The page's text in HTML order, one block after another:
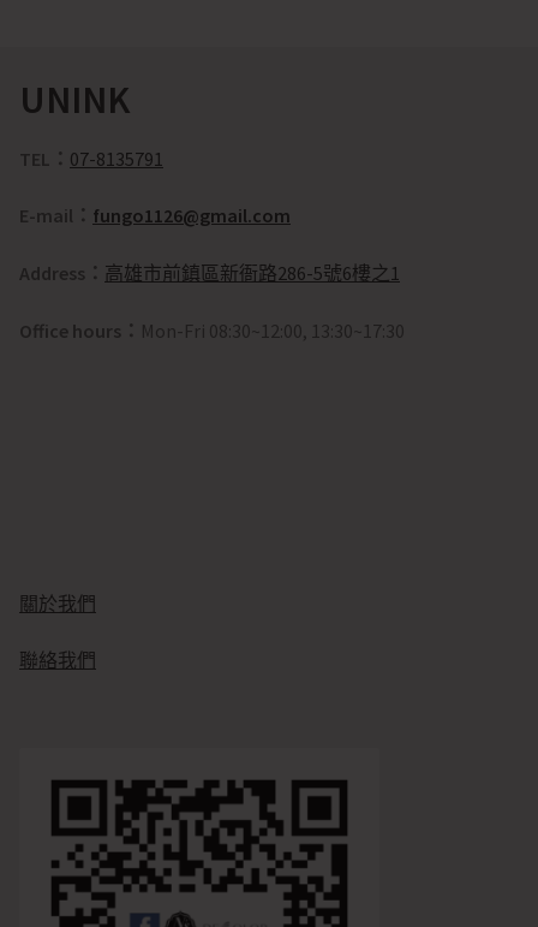
UNINK
TEL： 07-8135791
E-mail： fungo1126@gmail.com
Address： 高雄市前鎮區新衙路286-5號6樓之1
Office hours： Mon-Fri 08:30~12:00, 13:30~17:30
關於我們
聯絡我們